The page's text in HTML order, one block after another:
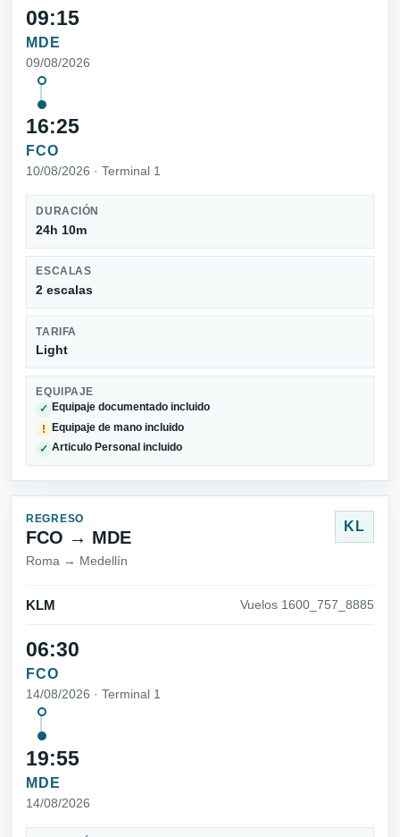
09:15
MDE
09/08/2026
16:25
FCO
10/08/2026 · Terminal 1
DURACIÓN
24h 10m
ESCALAS
2 escalas
TARIFA
Light
EQUIPAJE
✓ Equipaje documentado incluido
! Equipaje de mano incluido
✓ Articulo Personal incluido
REGRESO
FCO → MDE
Roma → Medellín
KL
KLM Vuelos 1600_757_8885
06:30
FCO
14/08/2026 · Terminal 1
19:55
MDE
14/08/2026